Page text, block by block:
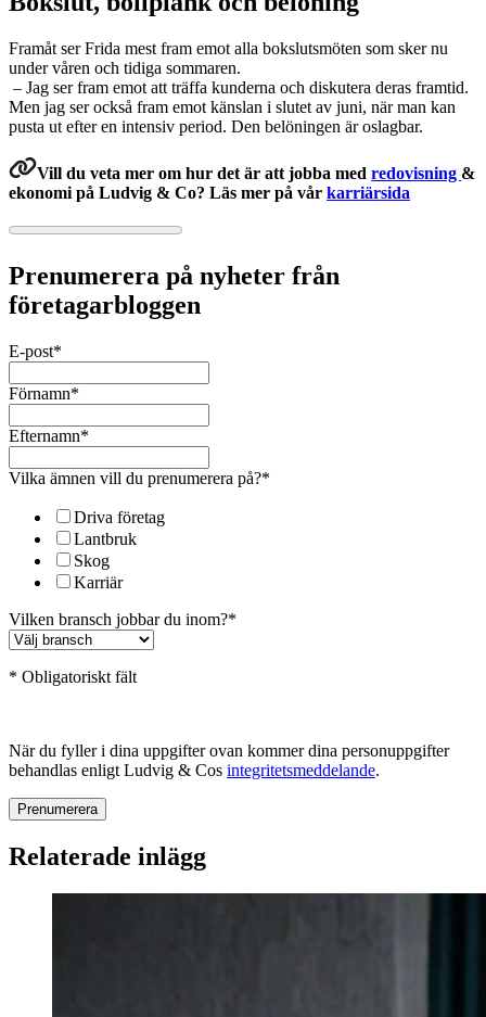
Framåt ser Frida mest fram emot alla bokslutsmöten som sker nu
under våren och tidiga sommaren.
– Jag ser fram emot att träffa kunderna och diskutera deras framtid.
Men jag ser också fram emot känslan i slutet av juni, när man kan
pusta ut efter en intensiv period. Den belöningen är oslagbar.
Vill du veta mer om hur det är att jobba medredovisning &
ekonomi på Ludvig & Co? Läs mer på vår karriärsida
Prenumerera på nyheter från
företagarbloggen
E-post*
Förnamn*
Efternamn*
Vilka ämnen vill du prenumerera på?*
Driva företag
Lantbruk
Skog
Karriär
Vilken bransch jobbar du inom?*
* Obligatoriskt fält
När du fyller i dina uppgifter ovan kommer dina personuppgifter
behandlas enligt Ludvig & Cos integritetsmeddelande.
Relaterade inlägg